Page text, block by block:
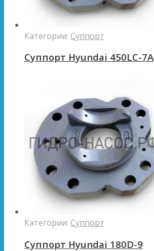
Категории: Суппорт
Суппорт Hyundai 450LC-7A
Категории: Суппорт
Суппорт Hyundai 180D-9